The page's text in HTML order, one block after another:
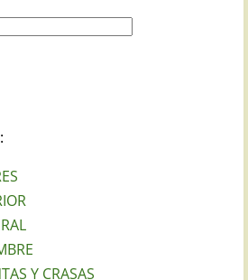
Y CRASAS